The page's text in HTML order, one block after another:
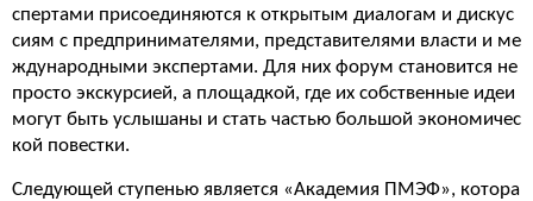
спертами присоединяются к открытым диалогам и дискус
сиям с предпринимателями, представителями власти и ме
ждународными экспертами. Для них форум становится не
просто экскурсией, а площадкой, где их собственные идеи
могут быть услышаны и стать частью большой экономичес
кой повестки.
Следующей ступенью является «Академия ПМЭФ», котора